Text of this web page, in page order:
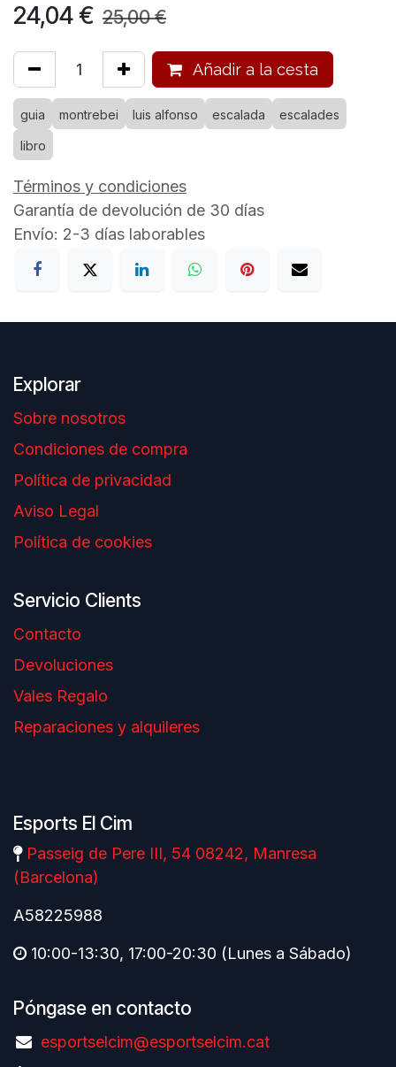
24,04€ 25,00€
Añadir a la cesta
guia montrebei luis alfonso escalada escalades
libro
Términos y condiciones
Garantía de devolución de 30 días
Envío: 2-3 días laborables
Explorar
Sobre nosotros
Condiciones de compra
Política de privacidad
Aviso Legal
Política de cookies
Servicio Clients
Contacto
Devoluciones
Vales Regalo
Reparaciones y alquileres
Esports El Cim
Passeig de Pere III, 54 08242, Manresa
(Barcelona)
A58225988
10:00-13:30, 17:00-20:30 (Lunes a Sábado)
Póngase en contacto
esportselcim@esportselcim.cat